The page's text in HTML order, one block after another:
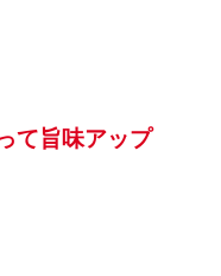
て旨味アップ